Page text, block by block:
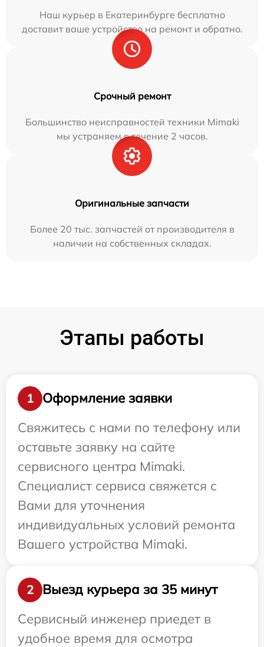
Наш курьер в Екатеринбурге бесплатно
доставит ваше устройство на ремонт и обратно.
Срочный ремонт
Большинство неисправностей техники Mimaki
мы устраняем в течение 2 часов.
Оригинальные запчасти
Более 20 тыс. запчастей от производителя в
наличии на собственных складах.
Этапы работы
1
Оформление заявки
Свяжитесь с нами по телефону или
оставьте заявку на сайте
сервисного центра Mimaki.
Специалист сервиса свяжется с
Вами для уточнения
индивидуальных условий ремонта
Вашего устройства Mimaki.
2
Выезд курьера за 35 минут
Сервисный инженер приедет в
удобное время для осмотра